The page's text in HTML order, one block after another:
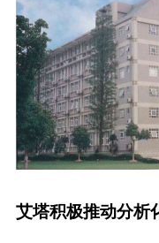
艾塔积极推动分析